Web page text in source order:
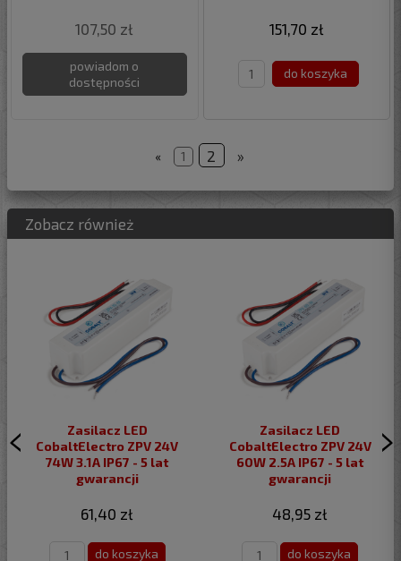
107,50 zł
powiadom o
dostępności
151,70 zł
do koszyka
« 1 2 »
Zobacz również
Zasilacz LED
CobaltElectro ZPV 24V
74W 3.1A IP67 - 5 lat
gwarancji
61,40 zł
do koszyka
Zasilacz LED
CobaltElectro ZPV 24V
60W 2.5A IP67 - 5 lat
gwarancji
48,95 zł
do koszyka